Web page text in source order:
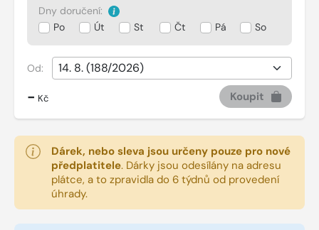
Dny doručení:
Po
Út St Čt Pá So
Od:
- Kč Koupit
Dárek, nebo sleva jsou určeny pouze pro nové
předplatitele. Dárky jsou odesílány na adresu
plátce, a to zpravidla do 6 týdnů od provedení
úhrady.